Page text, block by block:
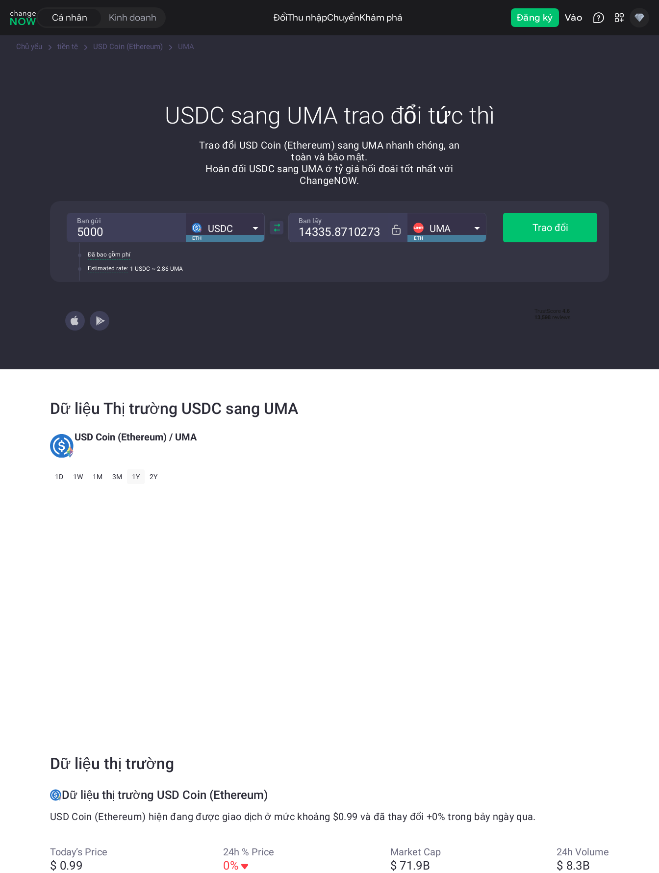
Cá nhân Kinh doanh ĐổiThu nhậpChuyểnKhám phá Đăng ký Vào
Chủ yếu tiền tệ USD Coin (Ethereum) UMA
USDC sang UMA trao đổi tức thì
Trao đổi USD Coin (Ethereum) sang UMA nhanh chóng, an
toàn và bảo mật.
Hoán đổi USDC sang UMA ở tỷ giá hối đoái tốt nhất với
ChangeNOW.
Bạn gửi
ETH
USDC
Đã bao gồm phí
Estimated rate: 1 USDC ~ 2.86 UMA
Bạn lấy
ETH
UMA Trao đổi
Dữ liệu Thị trường USDC sang UMA
USD Coin (Ethereum) / UMA
1D 1W 1M 3M 1Y 2Y
Dữ liệu thị trường
Dữ liệu thị trường USD Coin (Ethereum)
USD Coin (Ethereum) hiện đang được giao dịch ở mức khoảng $0.99 và đã thay đổi +0% trong bảy ngày qua.
Today’s Price
$ 0.99
24h % Price
0%
Market Cap
$ 71.9B
24h Volume
$ 8.3B